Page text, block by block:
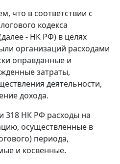
что в соответствии с
кодекса
- НК РФ) в целях
организаций расходами
оправданные и
затраты,
деятельности,
дохода.
318 НК РФ расходы на
осуществленные в
периода,
и косвенные.